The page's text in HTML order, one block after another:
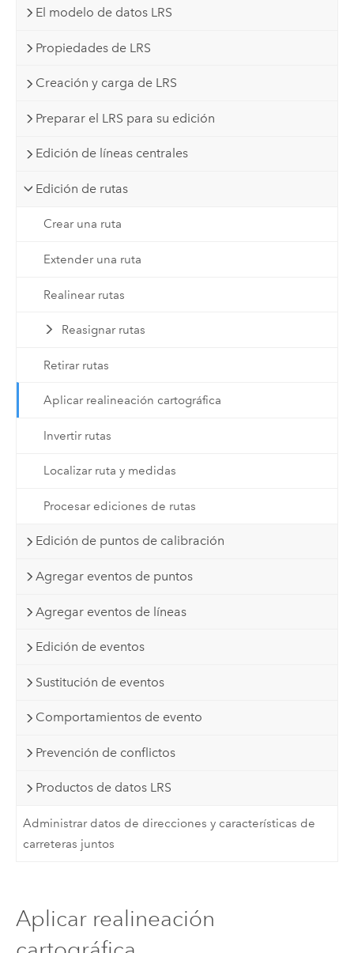
El modelo de datos LRS
Propiedades de LRS
Creación y carga de LRS
Preparar el LRS para su edición
Edición de líneas centrales
Edición de rutas
Crear una ruta
Extender una ruta
Realinear rutas
Reasignar rutas
Retirar rutas
Aplicar realineación cartográfica
Invertir rutas
Localizar ruta y medidas
Procesar ediciones de rutas
Edición de puntos de calibración
Agregar eventos de puntos
Agregar eventos de líneas
Edición de eventos
Sustitución de eventos
Comportamientos de evento
Prevención de conflictos
Productos de datos LRS
Administrar datos de direcciones y características de
carreteras juntos
Aplicar realineación